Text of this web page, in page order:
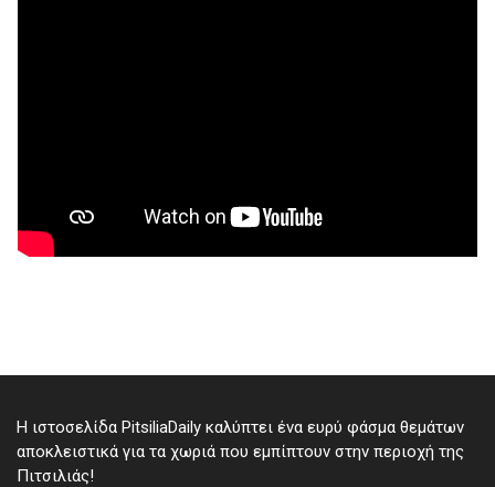
Η ιστοσελίδα PitsiliaDaily καλύπτει ένα ευρύ φάσμα θεμάτων
αποκλειστικά για τα χωριά που εμπίπτουν στην περιοχή της
Πιτσιλιάς!